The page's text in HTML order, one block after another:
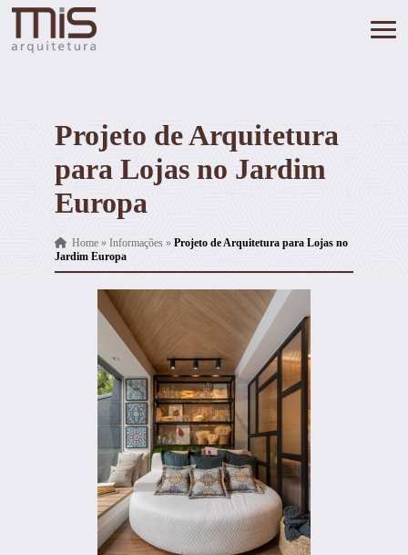
Projeto de Arquitetura
para Lojas no Jardim
Europa
Home» Informações » Projeto de Arquitetura para Lojas no
Jardim Europa